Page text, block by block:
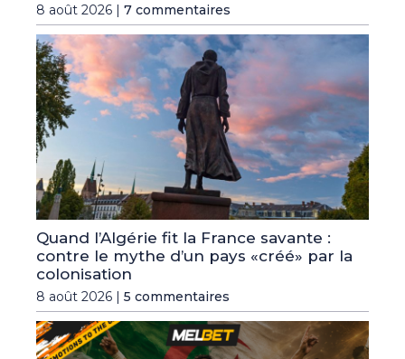
8 août 2026 | 7 commentaires
Quand l’Algérie fit la France savante :
contre le mythe d’un pays «créé» par la
colonisation
8 août 2026 | 5 commentaires